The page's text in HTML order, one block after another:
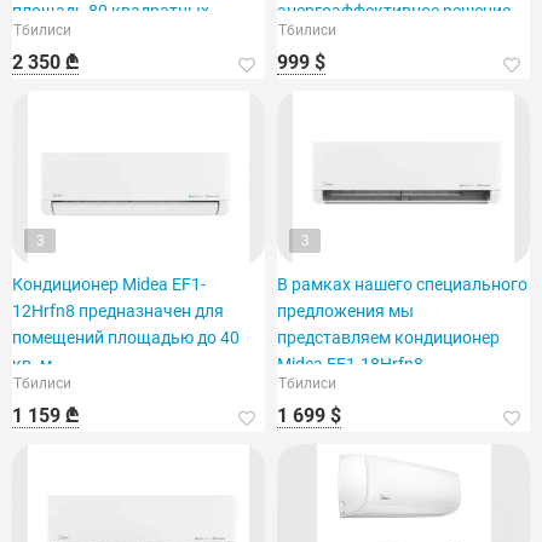
площадь 80 квадратных
метров.
Тбилиси
2 350 ₾
энергоэффективное решение.
Тбилиси
999 $
3
Кондиционер Midea EF1-
12Hrfn8 предназначен для
помещений площадью до 40
кв. м.
Тбилиси
1 159 ₾
3
В рамках нашего специального
предложения мы
представляем кондиционер
Midea EF1-18Hrfn8,
рассчитанный на площадь 60
кв. футов.
Тбилиси
1 699 $